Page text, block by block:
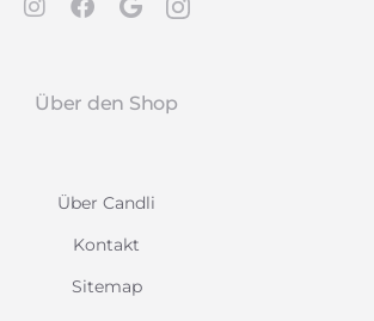
Über den Shop
Über Candli
Kontakt
Sitemap